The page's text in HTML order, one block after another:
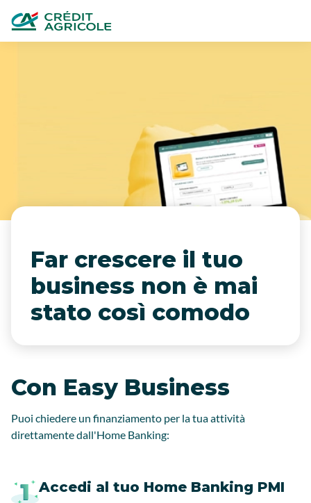
Far crescere il tuo
business non è mai
stato così comodo
Con Easy Business
Puoi chiedere un finanziamento per la tua attività
direttamente dall'Home Banking:
Accedi al tuo Home Banking PMI